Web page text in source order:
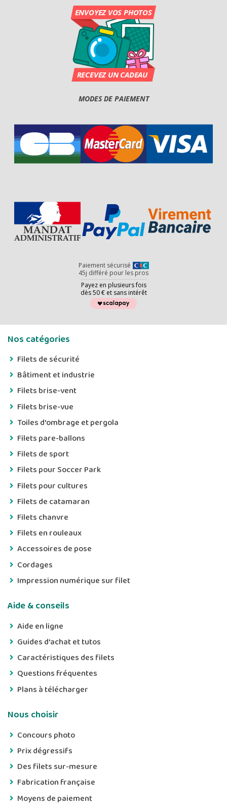
MODES DE PAIEMENT
Paiement sécurisé
45j différé pour les pros
Payez en plusieurs fois
dès 50 € et sans intérêt
Nos catégories
Filets de sécurité
Bâtiment et industrie
Filets brise-vent
Filets brise-vue
Toiles d'ombrage et pergola
Filets pare-ballons
Filets de sport
Filets pour Soccer Park
Filets pour cultures
Filets de catamaran
Filets chanvre
Filets en rouleaux
Accessoires de pose
Cordages
Impression numérique sur filet
Aide & conseils
Aide en ligne
Guides d'achat et tutos
Caractéristiques des filets
Questions fréquentes
Plans à télécharger
Nous choisir
Concours photo
Prix dégressifs
Des filets sur-mesure
Fabrication française
Moyens de paiement